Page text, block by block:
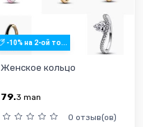
-10% на 2-ой то...
Женское кольцо
79.3 man
0 отзыв(ов)